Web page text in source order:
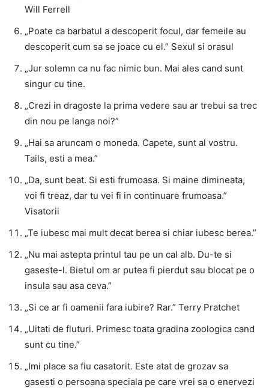
Will Ferrell
„Poate ca barbatul a descoperit focul, dar femeile au
descoperit cum sa se joace cu el.” Sexul si orasul
„Jur solemn ca nu fac nimic bun. Mai ales cand sunt
singur cu tine.
„Crezi in dragoste la prima vedere sau ar trebui sa trec
din nou pe langa noi?”
„Hai sa aruncam o moneda. Capete, sunt al vostru.
Tails, esti a mea.”
„Da, sunt beat. Si esti frumoasa. Si maine dimineata,
voi fi treaz, dar tu vei fi in continuare frumoasa.”
Visatorii
„Te iubesc mai mult decat berea si chiar iubesc berea.”
„Nu mai astepta printul tau pe un cal alb. Du-te si
gaseste-l. Bietul om ar putea fi pierdut sau blocat pe o
insula sau asa ceva.”
„Si ce ar fi oamenii fara iubire? Rar.” Terry Pratchet
„Uitati de fluturi. Primesc toata gradina zoologica cand
sunt cu tine.”
„Imi place sa fiu casatorit. Este atat de grozav sa
gasesti o persoana speciala pe care vrei sa o enervezi